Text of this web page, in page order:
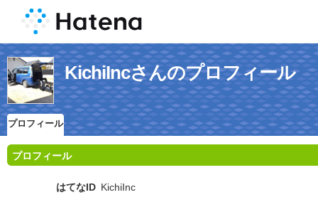
KichiIncさんのプロフィール
プロフィール
プロフィール
はてなID KichiInc